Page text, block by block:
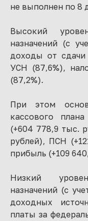
не выполнен по 8
Высокий
назначений (с
доходы от
УСН (87,6%),
(87,2%).
При этом
кассового
(+604 778,9 тыс.
рублей), ПСН
прибыль (+109
Низкий
назначений (с
доходных
платы за